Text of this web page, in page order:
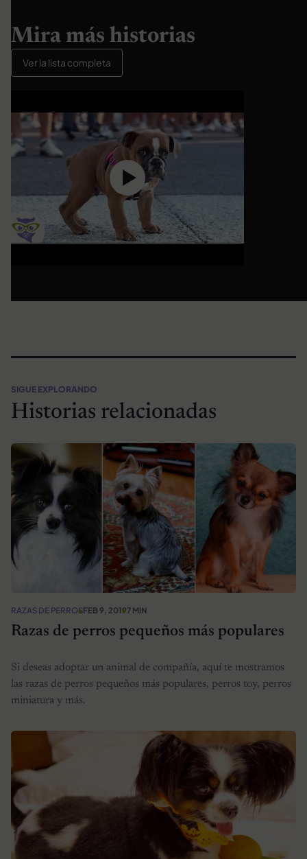
Mira más historias
Ver la lista completa
SIGUE EXPLORANDO
Historias relacionadas
RAZAS DE PERROSFEB 9, 20197 MIN
Razas de perros pequeños más populares
Si deseas adoptar un animal de compañía, aquí te mostramos
las razas de perros pequeños más populares, perros toy, perros
miniatura y más.